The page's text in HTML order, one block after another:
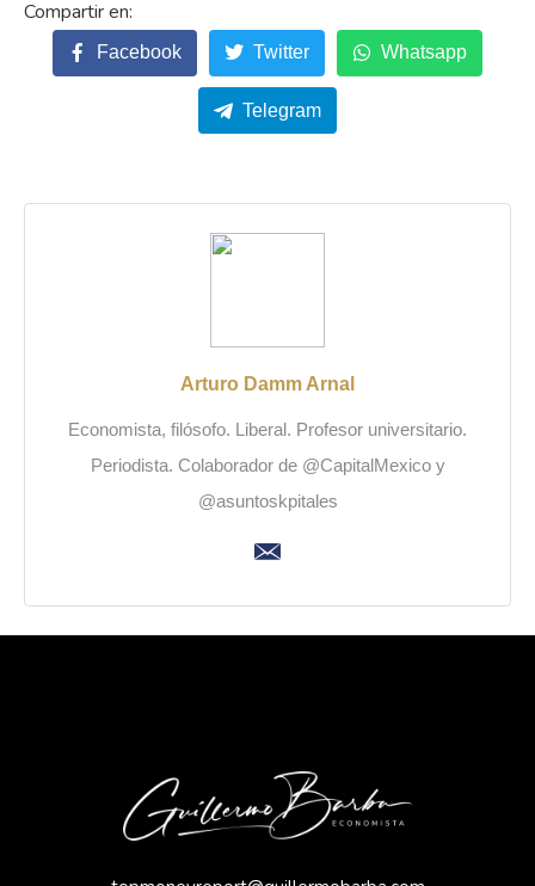
Facebook Twitter Whatsapp
Telegram
Arturo Damm Arnal
Economista, filósofo. Liberal. Profesor universitario.
Periodista. Colaborador de @CapitalMexico y
@asuntoskpitales